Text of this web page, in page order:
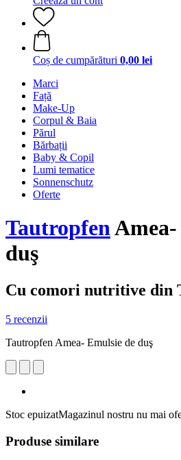
Coș de cumpărături 0,00 lei
Marci
Față
Make-Up
Corpul & Baia
Părul
Bărbații
Baby & Copil
Lumi tematice
Sonnenschutz
Oferte
Tautropfen
duş
Cu comori nutritive din
5 recenzii
Tautropfen Amea- Emulsie de duş
Stoc epuizatMagazinul nostru nu mai
Produse similare